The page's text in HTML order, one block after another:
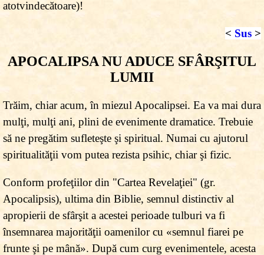
atotvindecătoare)!
< Sus >
APOCALIPSA NU ADUCE SFÂRŞITUL
LUMII
Trăim, chiar acum, în miezul Apocalipsei. Ea va mai dura
mulţi, mulţi ani, plini de evenimente dramatice. Trebuie
să ne pregătim sufleteşte şi spiritual. Numai cu ajutorul
spiritualităţii vom putea rezista psihic, chiar şi fizic.
Conform profeţiilor din "Cartea Revelaţiei" (gr.
Apocalipsis), ultima din Biblie, semnul distinctiv al
apropierii de sfârşit a acestei perioade tulburi va fi
însemnarea majorităţii oamenilor cu «semnul fiarei pe
frunte şi pe mână». După cum curg evenimentele, acesta